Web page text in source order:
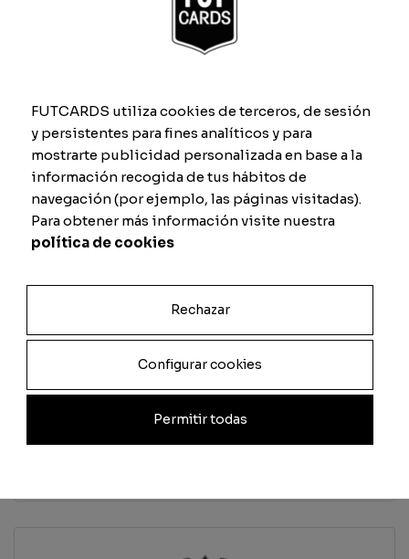
Passaggio Dribbling
Difesa Fisico
Total
FUTCARDS utiliza cookies de terceros, de sesión
y persistentes para fines analíticos y para
mostrarte publicidad personalizada en base a la
información recogida de tus hábitos de
navegación (por ejemplo, las páginas visitadas).
Para obtener más información visite nuestra
política de cookies
Rechazar
Configurar cookies
Permitir todas